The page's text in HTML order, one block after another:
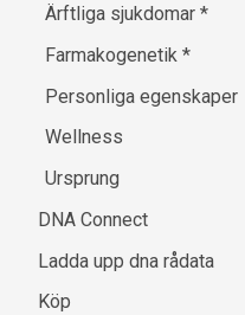
Ärftliga sjukdomar*
Farmakogenetik*
Personliga egenskaper
Wellness
Ursprung
DNA Connect
Ladda upp dna rådata
Köp